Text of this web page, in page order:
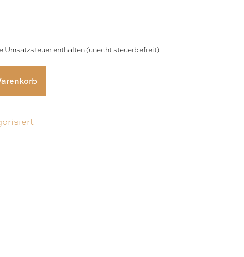
Umsatzsteuer enthalten (unecht steuerbefreit)